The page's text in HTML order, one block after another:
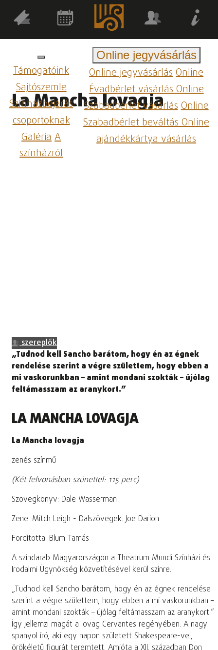
Támogatóink
Sajtószemle
Színházbejárás
csoportoknak
GalériaA
színházról
Online jegyvásárlás
Online jegyvásárlásOnline
Évadbérlet vásárlásOnline
Szabadbérlet vásárlásOnline
Szabadbérlet beváltásOnline
ajándékkártya vásárlás
La Mancha lovagja
szereplők
„Tudnod kell Sancho barátom, hogy én az égnek
rendelése szerint a végre születtem, hogy ebben a
mi vaskorunkban – amint mondani szokták – újólag
feltámasszam az aranykort.”
LA MANCHA LOVAGJA
La Mancha lovagja
zenés színmű
(Két felvonásban szünettel: 115 perc)
Szövegkönyv: Dale Wasserman
Zene: Mitch Leigh - Dalszövegek: Joe Darion
Fordította: Blum Tamás
A színdarab Magyarországon a Theatrum Mundi Színházi és
Irodalmi Ügynökség közvetítésével kerül színre.
„Tudnod kell Sancho barátom, hogy én az égnek rendelése
szerint a végre születtem, hogy ebben a mi vaskorunkban –
amint mondani szokták – újólag feltámasszam az aranykort.”
Így jellemzi magát a lovag Cervantes regényében. A nagy
spanyol író, aki egy napon született Shakespeare-vel,